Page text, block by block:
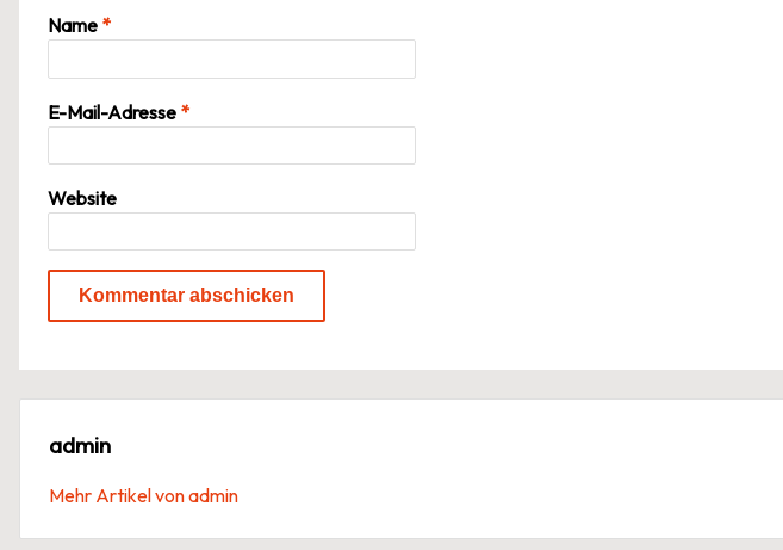
Name *
E-Mail-Adresse *
Website
admin
Mehr Artikel von admin